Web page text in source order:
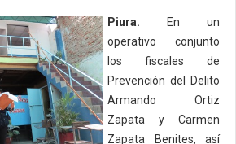
Piura. En un
operativo conjunto
los fiscales de
Prevención del Delito
Armando Ortiz
Zapata y Carmen
Zapata Benites, así